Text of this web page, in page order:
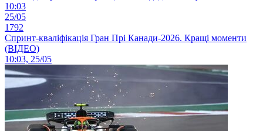
10:03
25/05
1792
Спринт-кваліфікація Гран Прі Канади-2026. Кращі моменти
(ВІДЕО)
10:03, 25/05